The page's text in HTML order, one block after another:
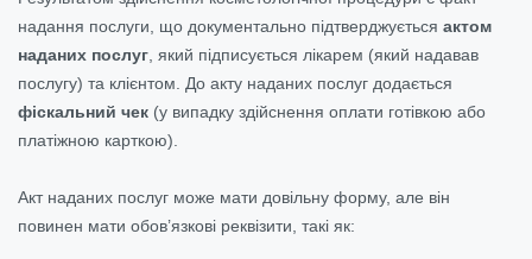
надання послуги, що документально підтверджується актом
наданих послуг , який підписується лікарем (який надавав
послугу) та клієнтом. До акту наданих послуг додається
фіскальний чек (у випадку здійснення оплати готівкою або
платіжною карткою).
Акт наданих послуг може мати довільну форму, але він
повинен мати обов’язкові реквізити, такі як: